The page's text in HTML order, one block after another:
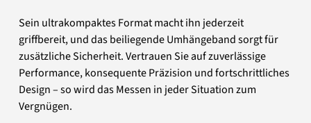
Sein ultrakompaktes Format macht ihn jederzeit
griffbereit, und das beiliegende Umhängeband sorgt für
zusätzliche Sicherheit. Vertrauen Sie auf zuverlässige
Performance, konsequente Präzision und fortschrittliches
Design – so wird das Messen in jeder Situation zum
Vergnügen.